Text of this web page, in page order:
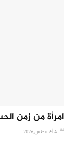
امرأة من زمن